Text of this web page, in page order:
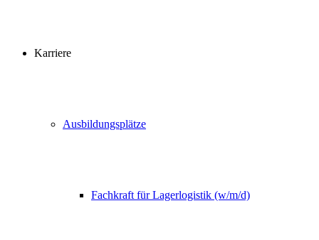
Karriere
Ausbildungsplätze
Fachkraft für Lagerlogistik (w/m/d)